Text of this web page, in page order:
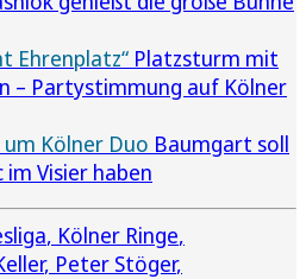
Ehrenplatz“ Platzsturm mit
– Partystimmung auf Kölner
Kölner Duo Baumgart soll
im Visier haben
Kölner Ringe
Peter Stöger